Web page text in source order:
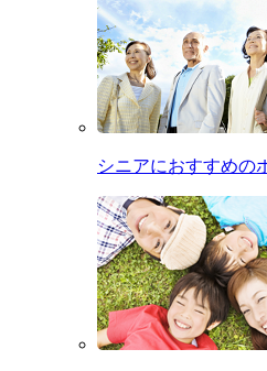
シニアにおすすめの